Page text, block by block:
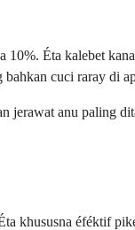
Éta kalebet
cuci raray di
jerawat anu paling
khususna éféktif